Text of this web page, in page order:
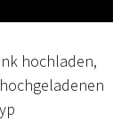
hochladen,